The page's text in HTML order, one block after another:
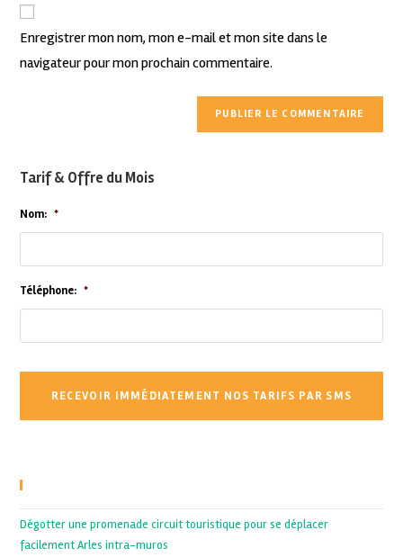
Enregistrer mon nom, mon e-mail et mon site dans le
navigateur pour mon prochain commentaire.
Tarif & Offre du Mois
Nom: *
Téléphone: *
Dégotter une promenade circuit touristique pour se déplacer
facilement Arles intra-muros